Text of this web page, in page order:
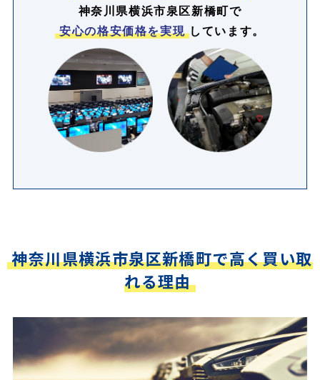
神奈川県横浜市泉区新橋町で
安心の格安価格を実現 しています。
神奈川県横浜市泉区新橋町で高く買い取
れる理由